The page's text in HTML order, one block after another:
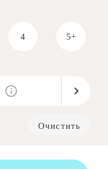
4 5+
Очистить